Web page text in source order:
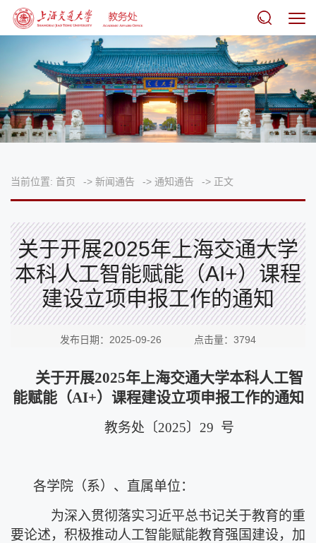
当前位置: 首页 -> 新闻通告 -> 通知通告 -> 正文
关于开展2025年上海交通大学
本科人工智能赋能（AI+）课程
建设立项申报工作的通知
发布日期：2025-09-26 点击量： 3794
关于开展2025年 上海交通大学本科人工智
能赋能（AI+）课程建设立项申报工作的通知
教务处 〔2025〕29 号
各学院（系）、直属单位：
为深入贯彻落实习近平总书记关于教育的重
要论述，积极推动人工智能赋能教育强国建设，加